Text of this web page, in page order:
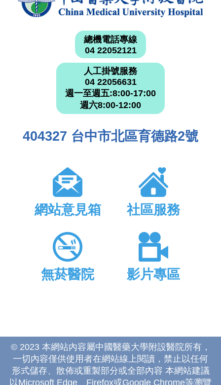
總機電話專線
04 22052121
人工掛號服務
04 22056631
週一至週五:8:00-17:00
週六8:00-12:00
404327 台中市北區育德路2號
網站意見箱 社區服務
無菸醫院 影片專區
© 2023 本網站內容屬中國醫藥大學附設醫院所有，
一切內容僅供使用者在網站線上閱讀，禁止以任何
形式儲存、散佈或重製部分或全部內容 本網站建議
以Microsoft Edge、Firefox或Google Chrome等瀏覽